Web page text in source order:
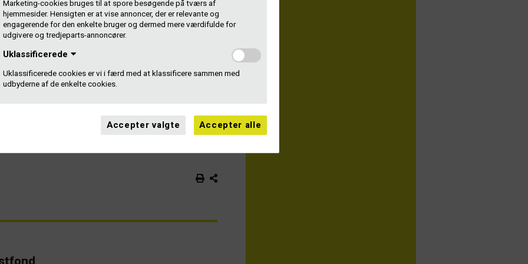
Marketing-cookies bruges til at spore besøgende på tværs af
hjemmesider. Hensigten er at vise annoncer, der er relevante og
engagerende for den enkelte bruger og dermed mere værdifulde for
udgivere og tredjeparts-annoncører.
Uklassificerede
Uklassificerede cookies er vi i færd med at klassificere sammen med
udbyderne af de enkelte cookies.
Accepter valgte Accepter alle
og to separate udbetalinger. Det er fordi
kunstnere og pladeselskaber.
CVR-nummer for at blive medlem som
bare det selskab eller den eller de personer,
til en udgivelse eller et label. Ofte kaldes
producenter eller fremstillere.
når det er dig, der udgiver.